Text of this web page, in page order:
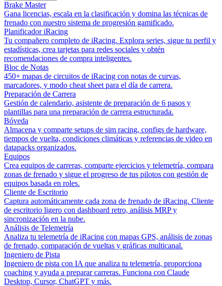
Brake Master
Gana licencias, escala en la clasificación y domina las técnicas de
frenado con nuestro sistema de progresión gamificado.
Planificador iRacing
Tu compañero completo de iRacing. Explora series, sigue tu perfil y
estadísticas, crea tarjetas para redes sociales y obtén
recomendaciones de compra inteligentes.
Bloc de Notas
450+ mapas de circuitos de iRacing con notas de curvas,
marcadores, y modo cheat sheet para el día de carrera.
Preparación de Carrera
Gestión de calendario, asistente de preparación de 6 pasos y
plantillas para una preparación de carrera estructurada.
Bóveda
Almacena y comparte setups de sim racing, configs de hardware,
tiempos de vuelta, condiciones climáticas y referencias de video en
datapacks organizados.
Equipos
Crea equipos de carreras, comparte ejercicios y telemetría, compara
zonas de frenado y sigue el progreso de tus pilotos con gestión de
equipos basada en roles.
Cliente de Escritorio
Captura automáticamente cada zona de frenado de iRacing. Cliente
de escritorio ligero con dashboard retro, análisis MRP y
sincronización en la nube.
Análisis de Telemetría
Analiza tu telemetría de iRacing con mapas GPS, análisis de zonas
de frenado, comparación de vueltas y gráficas multicanal.
Ingeniero de Pista
Ingeniero de pista con IA que analiza tu telemetría, proporciona
coaching y ayuda a preparar carreras. Funciona con Claude
Desktop, Cursor, ChatGPT y más.